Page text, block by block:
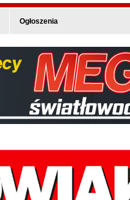
Ogłoszenia